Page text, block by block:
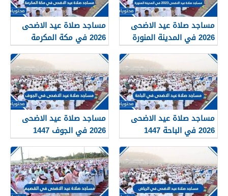
مساجد صلاة عيد الاضحى
2026 في المدينة المنورة
1447
مساجد صلاة عيد الاضحى
2026 في مكة المكرمة
1447
مساجد صلاة عيد الاضحى
2026 في الباحة 1447
مساجد صلاة عيد الاضحى
2026 في الجوف 1447